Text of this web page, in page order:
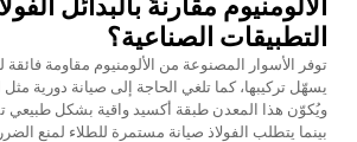
الألومنيوم مقارنةً بالبدائل
التطبيقات الصناعية؟
توفر الأسوار المصنوعة من الألومنيوم مقاومة فائقة
يسهّل تركيبها، كما تلغي الحاجة إلى صيانة دورية مثل
ويُكوّن هذا المعدن طبقة أكسيد واقية بشكل طبيعي
بينما يتطلب الفولاذ صيانة مستمرة للطلاء لمنع